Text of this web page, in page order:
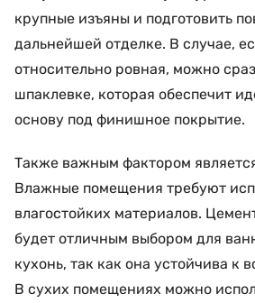
крупные изъяны и подготовить
дальнейшей отделке. В случае,
относительно ровная, можно
шпаклевке, которая обеспечит
основу под финишное покрытие.
Также важным фактором
Влажные помещения требуют
влагостойких материалов.
будет отличным выбором для
кухонь, так как она устойчива к
В сухих помещениях можно